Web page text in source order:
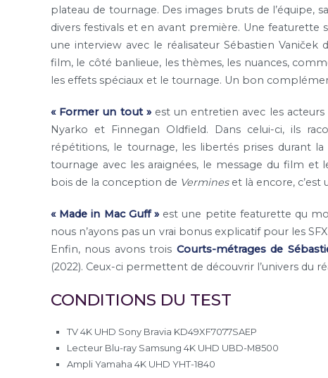
plateau de tournage. Des images bruts de
divers festivals et en avant première. Une featurette
une interview avec le réalisateur Sébastien
film, le côté banlieue, les thèmes, les nuances,
les effets spéciaux et le tournage. Un bon
« Former un tout »est un entretien avec les acteurs
Nyarko et Finnegan Oldfield. Dans celui-ci, ils
répétitions, le tournage, les libertés prises durant
tournage avec les araignées, le message du film et
bois de la conception de Vermineset là encore,
« Made in Mac Guff » est une petite featurette qu
nous n’ayons pas un vrai bonus explicatif pour les
Enfin, nous avons trois Courts-métrages de
(2022). Ceux-ci permettent de découvrir l’univers du
CONDITIONS DU TEST
TV 4K UHD Sony Bravia KD49XF7077SAEP
Lecteur Blu-ray Samsung 4K UHD UBD-M8500
Ampli Yamaha 4K UHD YHT-1840